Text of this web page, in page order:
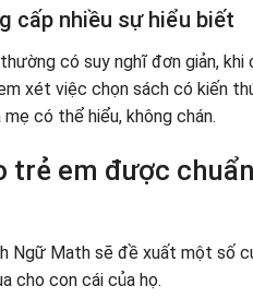
cấp nhiều sự hiểu biết
có suy nghĩ đơn giản,
xét việc chọn sách có kiến
có thể hiểu, không chán.
em được
Ngữ Math sẽ đề xuất một số
cho con cái của họ.